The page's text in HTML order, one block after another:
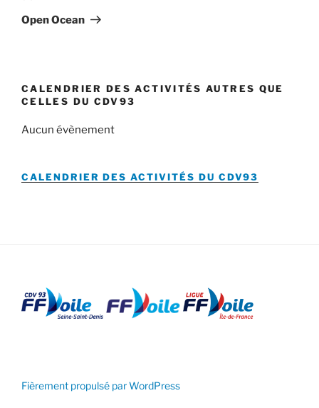
suivant
Open Ocean
CALENDRIER DES ACTIVITÉS AUTRES QUE
CELLES DU CDV93
Aucun évènement
CALENDRIER DES ACTIVITÉS DU CDV93
Fièrement propulsé par WordPress